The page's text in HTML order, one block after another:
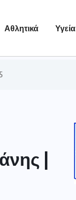
Αθλητικά Υγεία
|